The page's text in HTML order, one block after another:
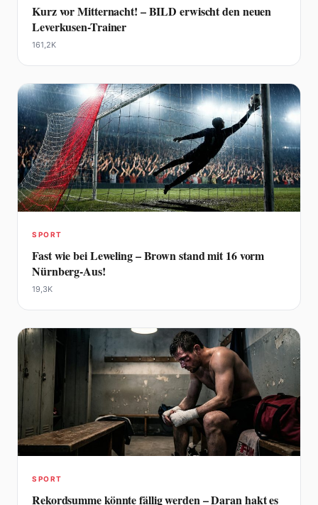
Kurz vor Mitternacht! – BILD erwischt den neuen
Leverkusen-Trainer
161,2K
SPORT
Fast wie bei Leweling – Brown stand mit 16 vorm
Nürnberg-Aus!
19,3K
SPORT
Rekordsumme könnte fällig werden – Daran hakt es